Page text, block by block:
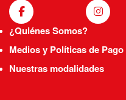
¿Quiénes Somos?
Medios y Políticas de Pago
Nuestras modalidades